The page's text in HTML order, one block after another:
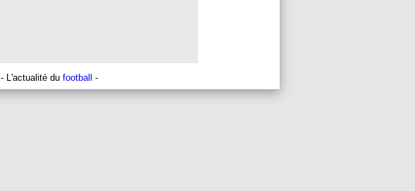
- L'actualité du football -